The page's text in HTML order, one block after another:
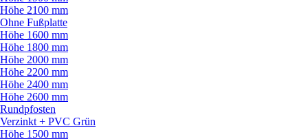
Höhe 2100 mm
Ohne Fußplatte
Höhe 1600 mm
Höhe 1800 mm
Höhe 2000 mm
Höhe 2200 mm
Höhe 2400 mm
Höhe 2600 mm
Rundpfosten
Verzinkt + PVC Grün
Höhe 1500 mm